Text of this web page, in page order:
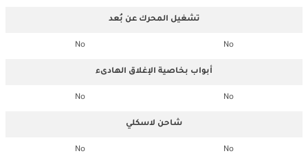
تشغيل المحرك عن بُعد
No
No
أبواب بخاصية الإغلاق الهادىء
No
No
شاحن لاسكلي
No
No